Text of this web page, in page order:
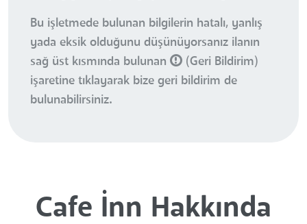
Bu işletmede bulunan bilgilerin hatalı, yanlış
yada eksik olduğunu düşünüyorsanız ilanın
sağ üst kısmında bulunan
(Geri Bildirim)
işaretine tıklayarak bize geri bildirim de
bulunabilirsiniz.
Cafe İnn Hakkında